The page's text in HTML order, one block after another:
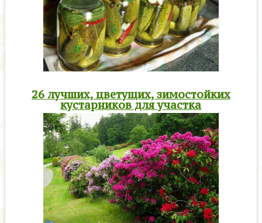
26 лучших, цветущих, зимостойких
кустарников для участка